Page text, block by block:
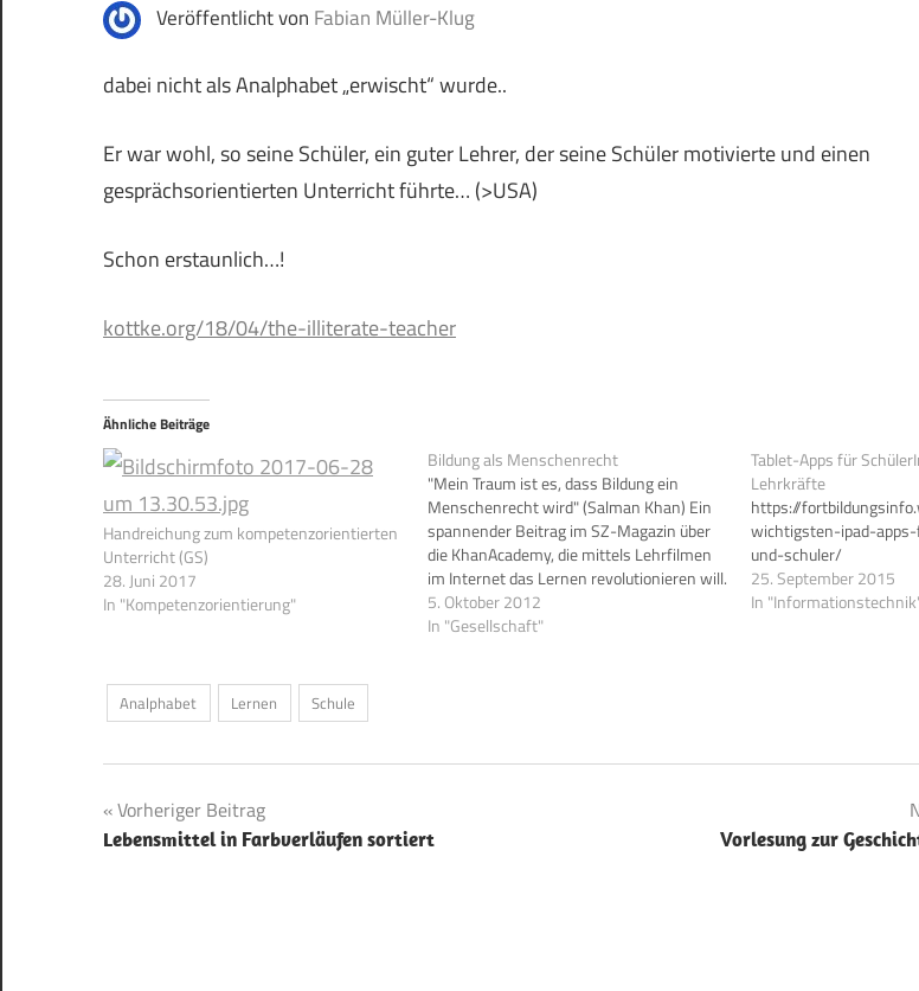
Veröffentlicht von Fabian Müller-Klug
dabei nicht als Analphabet „erwischt“ wurde..
Er war wohl, so seine Schüler, ein guter Lehrer, der seine Schüler motivierte und einen
gesprächsorientierten Unterricht führte… (>USA)
Schon erstaunlich…!
kottke.org/18/04/the-illiterate-teacher
Ähnliche Beiträge
Handreichung zum kompetenzorientierten
Unterricht (GS)
28. Juni 2017
In "Kompetenzorientierung"
Bildung als Menschenrecht
"Mein Traum ist es, dass Bildung ein
Menschenrecht wird" (Salman Khan) Ein
spannender Beitrag im SZ-Magazin über
die KhanAcademy, die mittels Lehrfilmen
im Internet das Lernen revolutionieren will.
Erinnern Sie sich an oder sehen Sie noch
immer die Sendung mit der Maus?
5. Oktober 2012
In "Gesellschaft"
Tablet-Apps für
Lehrkräfte
https://
wichtigsten-ipad-
und-schuler/
25. September 2015
In
Analphabet Lernen Schule
Beitragsnavigation
Vorheriger Beitrag
Lebensmittel in Farbverläufen sortiert Vorlesung zur